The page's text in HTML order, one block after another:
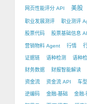
网页性能评分 API 美股
职业发展测评 职业测评
股票代码 股票基础信息
营销物料 Agent 行情
证据链 语种检测 语种
财务数据 财报智能解读
资金流 资金流 API 车
逆编码 金融-基础 金融-